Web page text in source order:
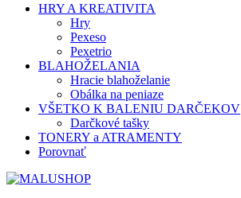
HRY A KREATIVITA
Hry
Pexeso
Pexetrio
BLAHOŽELANIA
Hracie blahoželanie
Obálka na peniaze
VŠETKO K BALENIU DARČEKOV
Darčkové tašky
TONERY a ATRAMENTY
Porovnať